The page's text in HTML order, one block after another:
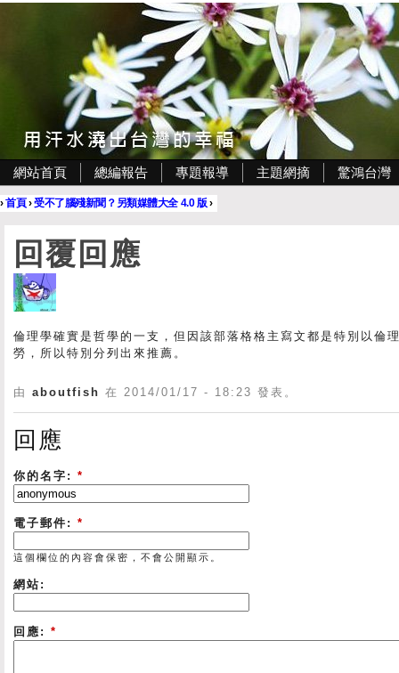
網站首頁 總編報告 專題報導 主題網摘 驚鴻台灣
›首頁›受不了腦殘新聞？另類媒體大全 4.0 版›
回覆回應
倫理學確實是哲學的一支，但因該部落格格主寫文都是特別以倫
勞，所以特別分列出來推薦。
由 aboutfish 在 2014/01/17 - 18:23 發表。
回應
你的名字: *
電子郵件: *
這個欄位的內容會保密，不會公開顯示。
網站:
回應: *